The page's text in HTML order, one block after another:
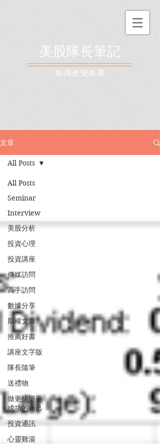
美股隊長筆記
​知識改變命運
文章
All Posts
Seminar
Interview
美股分析
投資心理
投資講座
傳媒訪問
高手訪問
數據分享
期權文章
推薦好書
講座文字版
隊長隨筆
送禮物
做更快樂更
成功的自己
投資通訊
心靈雞湯
All Posts